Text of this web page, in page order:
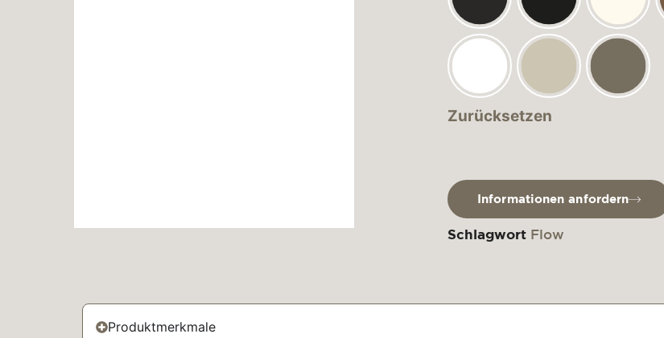
Zurücksetzen
Informationen anfordern
Schlagwort Flow
Produktmerkmale